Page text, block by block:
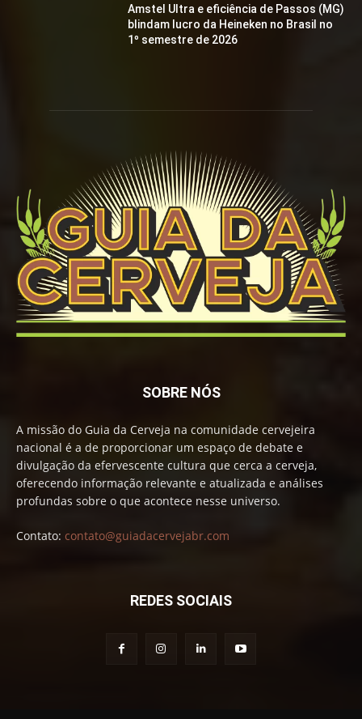
Amstel Ultra e eficiência de Passos (MG)
blindam lucro da Heineken no Brasil no
1º semestre de 2026
SOBRE NÓS
A missão do Guia da Cerveja na comunidade cervejeira
nacional é a de proporcionar um espaço de debate e
divulgação da efervescente cultura que cerca a cerveja,
oferecendo informação relevante e atualizada e análises
profundas sobre o que acontece nesse universo.
Contato: contato@guiadacervejabr.com
REDES SOCIAIS